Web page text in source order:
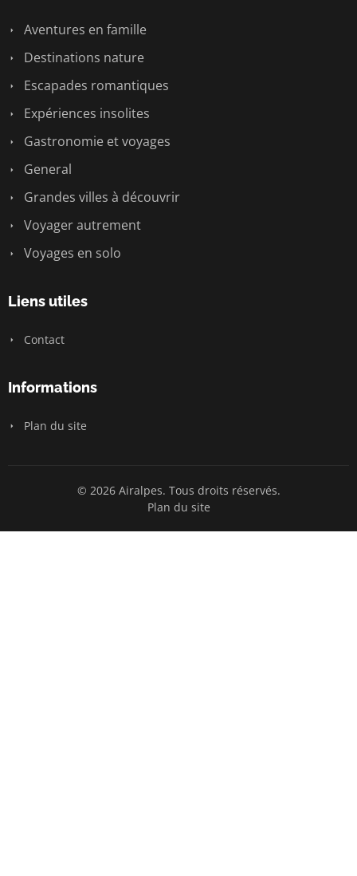
Aventures en famille
Destinations nature
Escapades romantiques
Expériences insolites
Gastronomie et voyages
General
Grandes villes à découvrir
Voyager autrement
Voyages en solo
Liens utiles
Contact
Informations
Plan du site
© 2026 Airalpes. Tous droits réservés.
Plan du site